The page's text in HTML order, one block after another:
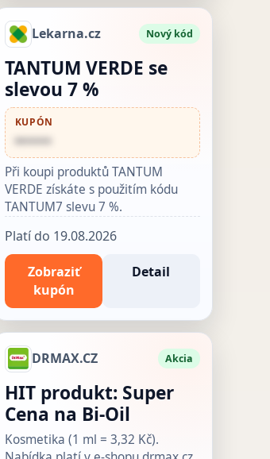
Lekarna.cz Nový kód
TANTUM VERDE se
slevou 7 %
KUPÓN
••••••
Při koupi produktů TANTUM
VERDE získáte s použitím kódu
TANTUM7 slevu 7 %.
Platí do 19.08.2026
Zobraziť
kupón
Detail
DRMAX.CZ Akcia
HIT produkt: Super
Cena na Bi-Oil
Kosmetika (1 ml = 3,32 Kč).